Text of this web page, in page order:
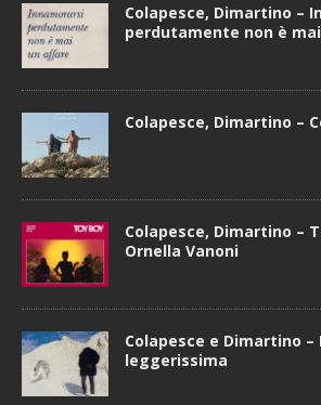
Colapesce, Dimartino –
perdutamente non è
Colapesce, Dimartino –
Colapesce, Dimartino –
Ornella Vanoni
Colapesce e Dimartino –
leggerissima